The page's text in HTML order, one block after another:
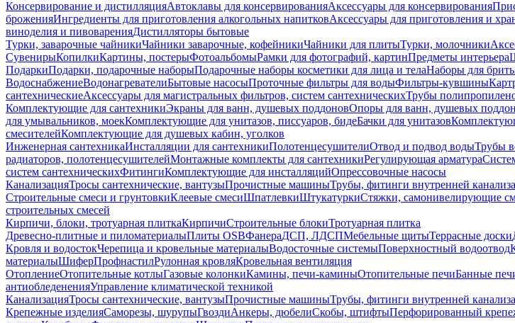
Консервирование и дистилляцияАвтоклавы для консервированияАксессуары для консервирования
броженияИнгредиенты для приготовления алкогольных напитковАксессуары для приготовления и
виноделия и пивоваренияДистилляторы бытовые
Турки, заварочные чайникиЧайники заварочные, кофейникиЧайники для плитыТурки, молочники
СувенирыКопилкиКартины, постерыФотоальбомыРамки для фотографий, картинПредметы интерьера
ПодаркиПодарки, подарочные наборыПодарочные наборы косметики для лица и телаНаборы для
ВодоснабжениеВодонагревателиБытовые насосыПроточные фильтры для водыФильтры-кувшины
сантехническиеАксессуары для магистральных фильтров, систем сантехническихТрубы
Комплектующие для сантехникиЭкраны для ванн, душевых поддоновОпоры для ванн, душевых
для умывальников, моекКомплектующие для унитазов, писсуаров, бидеБачки для унитазов
смесителейКомплектующие для душевых кабин, уголков
Инженерная сантехникаИнсталляции для сантехникиПолотенцесушителиОтвод и подвод водыТрубы
радиаторов, полотенцесушителейМонтажные комплекты для сантехникиРегулирующая арматура
систем сантехническихФитингиКомплектующие для инсталляцийОпрессовочные насосы
КанализацияТросы сантехнические, вантузыПрочистные машиныТрубы, фитинги внутренней
Строительные смеси и грунтовкиКлеевые смесиШпатлевкиШтукатуркиСтяжки, самонивелирующие
строительных смесей
Кирпичи, блоки, тротуарная плиткаКирпичиСтроительные блокиТротуарная плитка
Древесно-плитные и пиломатериалыПлиты OSBФанераДСП, ЛДСПМебельные щитыТеррасные доски
Кровля и водостокЧерепица и кровельные материалыВодосточные системыПоверхностный водоотвод
материалыШиферПрофнастилРулонная кровляКровельная вентиляция
ОтоплениеОтопительные котлыГазовые колонкиКамины, печи-каминыОтопительные печиБанные
антиобледененияУправление климатической техникой
КанализацияТросы сантехнические, вантузыПрочистные машиныТрубы, фитинги внутренней
Крепежные изделияСаморезы, шурупыГвоздиАнкеры, дюбелиСкобы, штифтыПерфорированный